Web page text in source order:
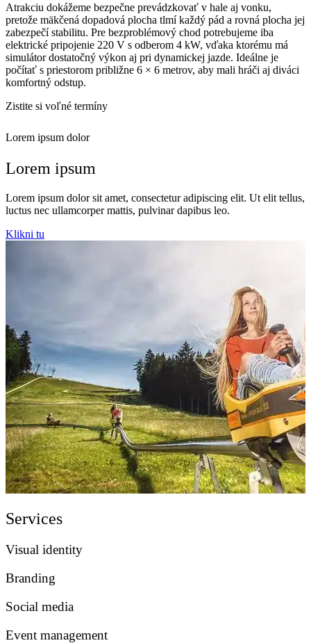
Atrakciu dokážeme bezpečne prevádzkovať v hale aj vonku,
pretože mäkčená dopadová plocha tlmí každý pád a rovná plocha jej
zabezpečí stabilitu. Pre bezproblémový chod potrebujeme iba
elektrické pripojenie 220 V s odberom 4 kW, vďaka ktorému má
simulátor dostatočný výkon aj pri dynamickej jazde. Ideálne je
počítať s priestorom približne 6 × 6 metrov, aby mali hráči aj diváci
komfortný odstup.
Zistite si voľné termíny
Lorem ipsum dolor
Lorem ipsum
Lorem ipsum dolor sit amet, consectetur adipiscing elit. Ut elit tellus,
luctus nec ullamcorper mattis, pulvinar dapibus leo.
Klikni tu
Services
Visual identity
Branding
Social media
Event management